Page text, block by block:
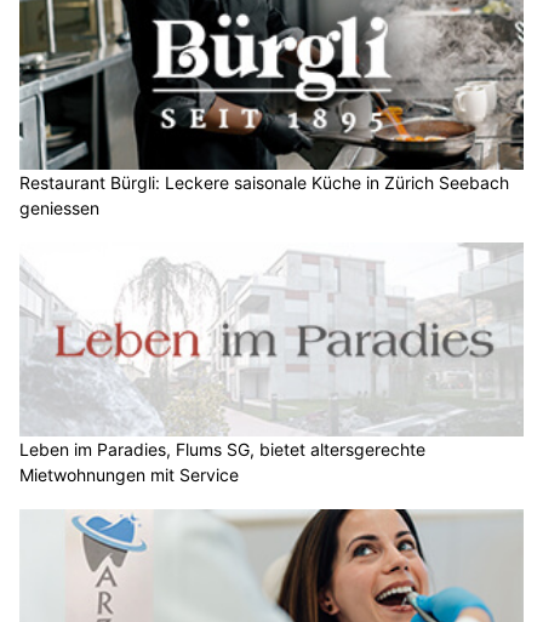
Restaurant Bürgli: Leckere saisonale Küche in Zürich Seebach
geniessen
Leben im Paradies, Flums SG, bietet altersgerechte
Mietwohnungen mit Service